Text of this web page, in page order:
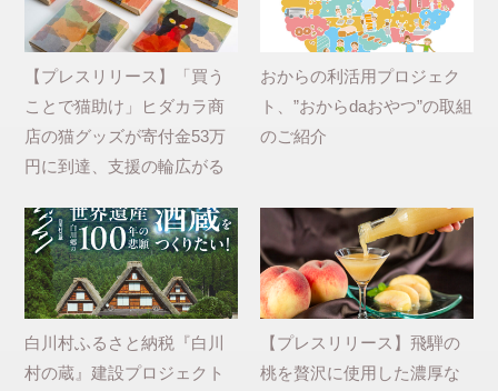
【プレスリリース】「買う
ことで猫助け」ヒダカラ商
店の猫グッズが寄付金53万
円に到達、支援の輪広がる
おからの利活用プロジェク
ト、”おからdaおやつ”の取組
のご紹介
白川村ふるさと納税『白川
村の蔵』建設プロジェクト
【プレスリリース】飛騨の
桃を贅沢に使用した濃厚な